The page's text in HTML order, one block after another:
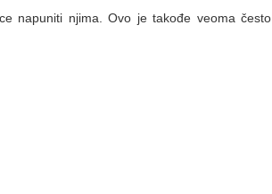
napuniti njima. Ovo je takođe veoma često